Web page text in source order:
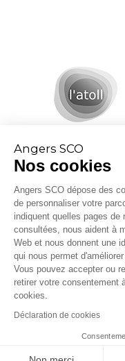
Angers SCO
Nos cookies
Angers SCO dépose des
de personnaliser votre
indiquent quelles pages
consultées, nous aident à
Web et nous donnent une
qui nous permet
Vous pouvez accepter ou
retirer votre consentement
cookies.
Déclaration de cookies